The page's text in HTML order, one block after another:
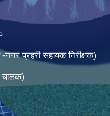
प्रहरी सहायक निरीक्षक)